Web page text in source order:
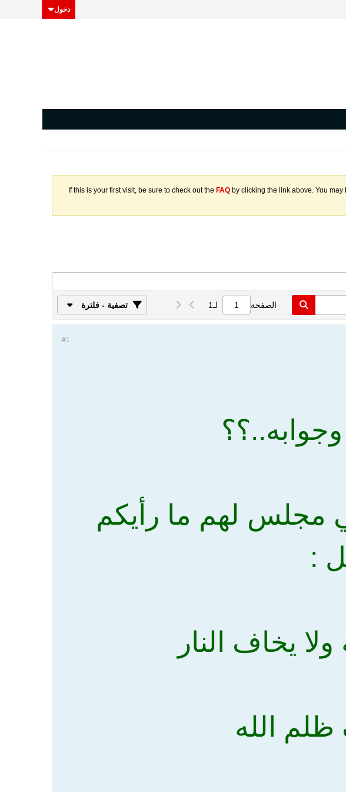
دخول
If this is your first visit, be sure to check out the FAQ by clicking the link above. You may
الصفحة لـ1 تصفية - فلترة
#1
مجلس لهم ما رأيكم
: